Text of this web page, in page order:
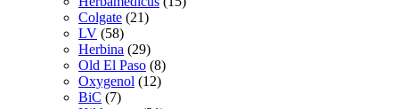
Colgate (21)
LV (58)
Herbina (29)
Old El Paso (8)
Oxygenol (12)
BiC (7)